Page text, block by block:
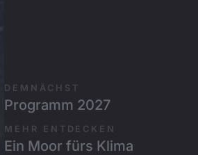
DEMNÄCHST
Programm 2027
MEHR ENTDECKEN
Ein Moor fürs Klima